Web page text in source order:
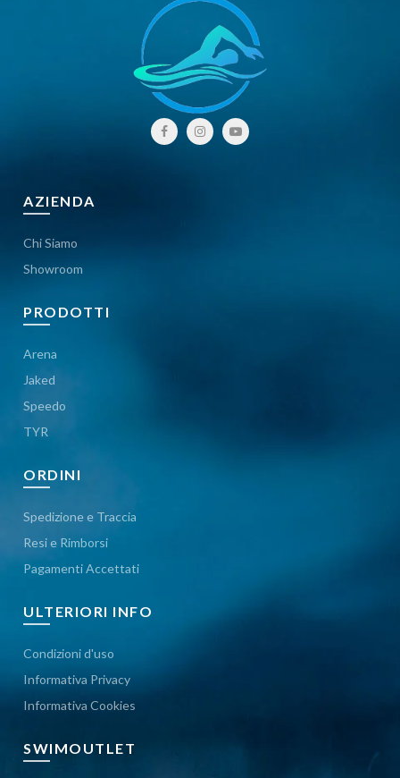
AZIENDA
Chi Siamo
Showroom
PRODOTTI
Arena
Jaked
Speedo
TYR
ORDINI
Spedizione e Traccia
Resi e Rimborsi
Pagamenti Accettati
ULTERIORI INFO
Condizioni d'uso
Informativa Privacy
Informativa Cookies
SWIMOUTLET